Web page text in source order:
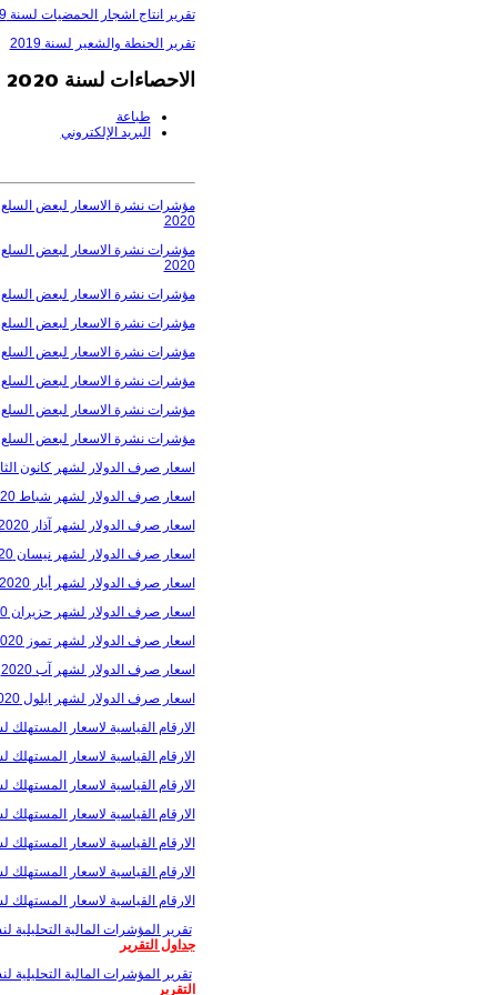
تقرير انتاج اشجار الحمضيات لسنة 2019
تقرير الحنطة والشعير لسنة 2019
الاحصاءات لسنة 2020
طباعة
البريد الإلكتروني
مؤشرات نشرة الاسعار لبعض السلع
2020
مؤشرات نشرة الاسعار لبعض السلع
2020
مؤشرات نشرة الاسعار لبعض السلع
مؤشرات نشرة الاسعار لبعض السلع
مؤشرات نشرة الاسعار لبعض السلع
مؤشرات نشرة الاسعار لبعض السلع
مؤشرات نشرة الاسعار لبعض السلع
مؤشرات نشرة الاسعار لبعض السلع
اسعار صرف الدولار لشهر كانون الثاني
اسعار صرف الدولار لشهر شباط 2020
اسعار صرف الدولار لشهر آذار 2020
اسعار صرف الدولار لشهر نيسان 2020
اسعار صرف الدولار لشهر أيار 2020
اسعار صرف الدولار لشهر حزيران 2020
اسعار صرف الدولار لشهر تموز 2020
اسعار صرف الدولار لشهر آب 2020
اسعار صرف الدولار لشهر ايلول 2020
الارقام القياسية لاسعار المستهلك
الارقام القياسية لاسعار المستهلك
الارقام القياسية لاسعار المستهلك
الارقام القياسية لاسعار المستهلك
الارقام القياسية لاسعار المستهلك
الارقام القياسية لاسعار المستهلك
الارقام القياسية لاسعار المستهلك
تقرير المؤشرات المالية التحليلية
جداول التقرير
تقرير المؤشرات المالية التحليلية
التقرير